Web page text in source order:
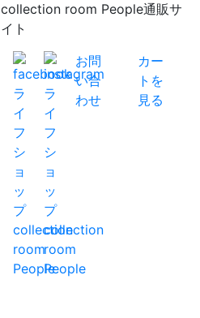
collection room People通販サ
イト
お問
い合
わせ
カー
トを
見る